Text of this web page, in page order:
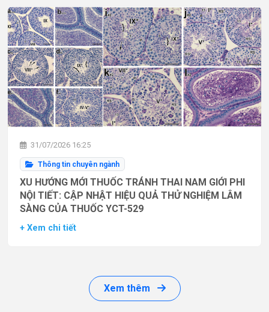
31/07/2026 16:25
Thông tin chuyên ngành
XU HƯỚNG MỚI THUỐC TRÁNH THAI NAM GIỚI PHI
NỘI TIẾT: CẬP NHẬT HIỆU QUẢ THỬ NGHIỆM LÂM
SÀNG CỦA THUỐC YCT-529
+ Xem chi tiết
Xem thêm